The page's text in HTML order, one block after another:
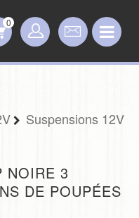
0
Suspensions 12V
NOIRE 3
DE POUPÉES